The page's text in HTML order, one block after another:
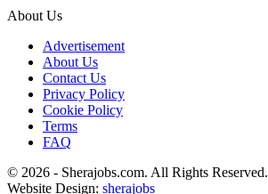
About Us
Advertisement
About Us
Contact Us
Privacy Policy
Cookie Policy
Terms
FAQ
© 2026 - Sherajobs.com. All Rights Reserved.
Website Design: sherajobs